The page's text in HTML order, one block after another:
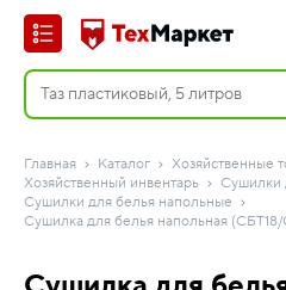
Главная Каталог
Хозяйственные
Хозяйственный инвентарь
Сушилки
Сушилки для белья напольные
Сушилка для белья напольная